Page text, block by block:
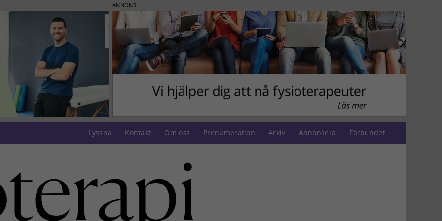
ANNONS
Lyssna Kontakt Om oss Prenumeration Arkiv Annonsera Förbundet